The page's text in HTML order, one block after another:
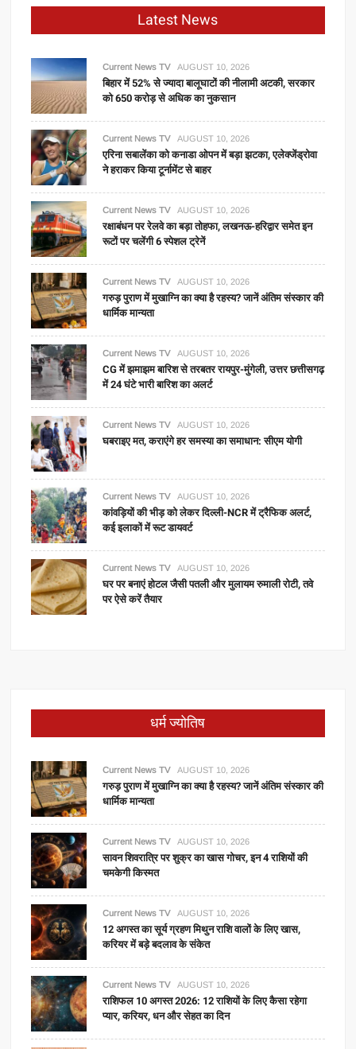
Latest News
Current News TV AUGUST 10, 2026
बिहार में 52% से ज्यादा बालूघाटों की नीलामी अटकी, सरकार
को 650 करोड़ से अधिक का नुकसान
Current News TV AUGUST 10, 2026
एरिना सबालेंका को कनाडा ओपन में बड़ा झटका, एलेक्जेंड्रोवा
ने हराकर किया टूर्नामेंट से बाहर
Current News TV AUGUST 10, 2026
रक्षाबंधन पर रेलवे का बड़ा तोहफा, लखनऊ-हरिद्वार समेत इन
रूटों पर चलेंगी 6 स्पेशल ट्रेनें
Current News TV AUGUST 10, 2026
गरुड़ पुराण में मुखाग्नि का क्या है रहस्य? जानें अंतिम संस्कार की
धार्मिक मान्यता
Current News TV AUGUST 10, 2026
CG में झमाझम बारिश से तरबतर रायपुर-मुंगेली, उत्तर छत्तीसगढ़
में 24 घंटे भारी बारिश का अलर्ट
Current News TV AUGUST 10, 2026
घबराइए मत, कराएंगे हर समस्या का समाधान: सीएम योगी
Current News TV AUGUST 10, 2026
कांवड़ियों की भीड़ को लेकर दिल्ली-NCR में ट्रैफिक अलर्ट,
कई इलाकों में रूट डायवर्ट
Current News TV AUGUST 10, 2026
घर पर बनाएं होटल जैसी पतली और मुलायम रुमाली रोटी, तवे
पर ऐसे करें तैयार
धर्म ज्योतिष
Current News TV AUGUST 10, 2026
गरुड़ पुराण में मुखाग्नि का क्या है रहस्य? जानें अंतिम संस्कार की
धार्मिक मान्यता
Current News TV AUGUST 10, 2026
सावन शिवरात्रि पर शुक्र का खास गोचर, इन 4 राशियों की
चमकेगी किस्मत
Current News TV AUGUST 10, 2026
12 अगस्त का सूर्य ग्रहण मिथुन राशि वालों के लिए खास,
करियर में बड़े बदलाव के संकेत
Current News TV AUGUST 10, 2026
राशिफल 10 अगस्त 2026: 12 राशियों के लिए कैसा रहेगा
प्यार, करियर, धन और सेहत का दिन